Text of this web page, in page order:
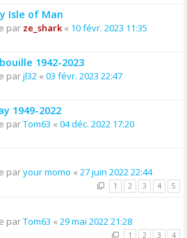
Isle of Man
par ze_shark« 10 févr. 2023 11:35
1942-2023
parjl32 « 03 févr. 2023 22:47
1949-2022
parTom63 « 04 déc. 2022 17:20
paryour momo « 27 juin 2022 22:44
1 2 3 4 5
parTom63 « 29 mai 2022 21:28
1 2 3 4